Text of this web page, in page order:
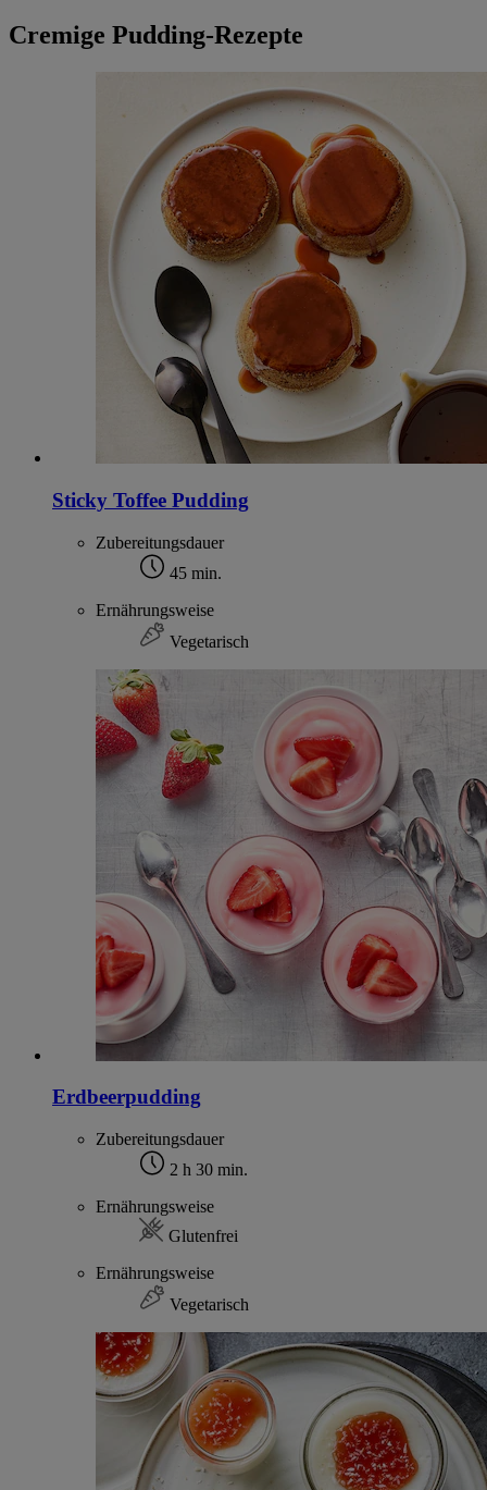
Cremige Pudding-Rezepte
Sticky Toffee Pudding
Zubereitungsdauer
45 min.
Ernährungsweise
Vegetarisch
Erdbeerpudding
Zubereitungsdauer
2 h 30 min.
Ernährungsweise
Glutenfrei
Ernährungsweise
Vegetarisch